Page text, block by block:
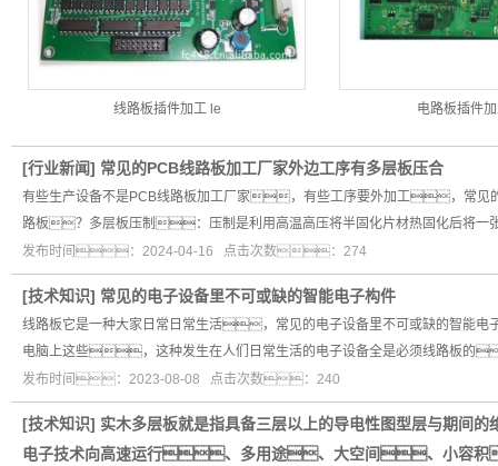
线路板插件加工 le 电路板插件
[行业新闻] 常见的PCB线路板加工厂家外边工序有多层板压合
有些生产设备不是PCB线路板加工厂家，有些工序要外加工，常
路板？多层板压制：压制是利用高温高压将半固化片材热固化后将一
发布时间：2024-04-16 点击次数：274
[技术知识] 常见的电子设备里不可或缺的智能电子构件
线路板它是一种大家日常日常生活，常见的电子设备里不可或缺的
电脑上这些，这种发生在人们日常生活的电子设备全是必须线路板的
发布时间：2023-08-08 点击次数：240
[技术知识] 实木多层板就是指具备三层以上的导电性图型层与期
电子技术向高速运行、多用途、大空间、小容积